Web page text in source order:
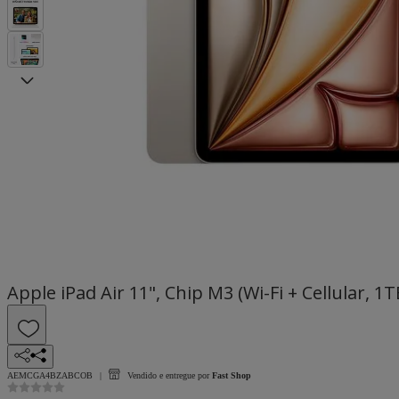
Apple iPad Air 11", Chip M3 (Wi-Fi + Cellular,
AEMCGA4BZABCOB Vendido e entregue por Fast Shop